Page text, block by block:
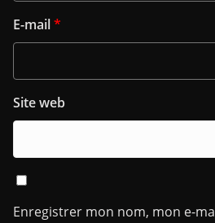
E-mail*
Site web
Enregistrer mon nom, mon e-